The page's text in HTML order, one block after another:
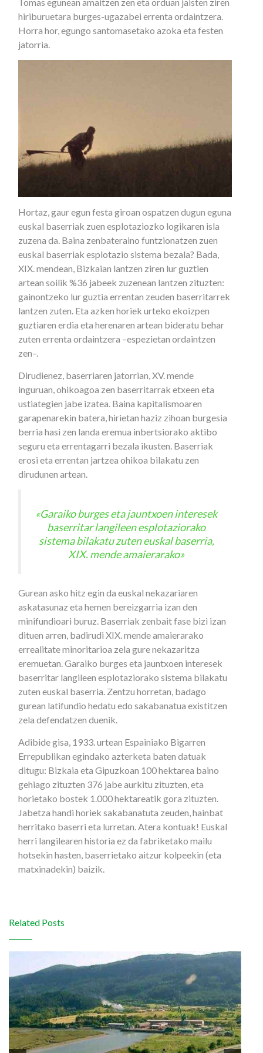
hiriburuetara burges-ugazabei errenta ordaintzera.
Horra hor, egungo santomasetako azoka eta festen
jatorria.
Hortaz, gaur egun festa giroan ospatzen dugun eguna
euskal baserriak zuen esplotaziozko logikaren isla
zuzena da. Baina zenbateraino funtzionatzen zuen
euskal baserriak esplotazio sistema bezala? Bada,
XIX. mendean, Bizkaian lantzen ziren lur guztien
artean soilik %36 jabeek zuzenean lantzen zituzten:
gainontzeko lur guztia errentan zeuden baserritarrek
lantzen zuten. Eta azken horiek urteko ekoizpen
guztiaren erdia eta herenaren artean bideratu behar
zuten errenta ordaintzera –espezietan ordaintzen
zen–.
Dirudienez, baserriaren jatorrian, XV. mende
inguruan, ohikoagoa zen baserritarrak etxeen eta
ustiategien jabe izatea. Baina kapitalismoaren
garapenarekin batera, hirietan haziz zihoan burgesia
berria hasi zen landa eremua inbertsiorako aktibo
seguru eta errentagarri bezala ikusten. Baserriak
erosi eta errentan jartzea ohikoa bilakatu zen
dirudunen artean.
«Garaiko burges eta jauntxoen interesek
baserritar langileen esplotaziorako
sistema bilakatu zuten euskal baserria,
XIX. mende amaierarako»
Gurean asko hitz egin da euskal nekazariaren
askatasunaz eta hemen bereizgarria izan den
minifundioari buruz. Baserriak zenbait fase bizi izan
dituen arren, badirudi XIX. mende amaierarako
errealitate minoritarioa zela gure nekazaritza
eremuetan. Garaiko burges eta jauntxoen interesek
baserritar langileen esplotaziorako sistema bilakatu
zuten euskal baserria. Zentzu horretan, badago
gurean latifundio hedatu edo sakabanatua existitzen
zela defendatzen duenik.
Adibide gisa, 1933. urtean Espainiako Bigarren
Errepublikan egindako azterketa baten datuak
ditugu: Bizkaia eta Gipuzkoan 100 hektarea baino
gehiago zituzten 376 jabe aurkitu zituzten, eta
horietako bostek 1.000 hektareatik gora zituzten.
Jabetza handi horiek sakabanatuta zeuden, hainbat
herritako baserri eta lurretan. Atera kontuak! Euskal
herri langilearen historia ez da fabriketako mailu
hotsekin hasten, baserrietako aitzur kolpeekin (eta
matxinadekin) baizik.
Related Posts